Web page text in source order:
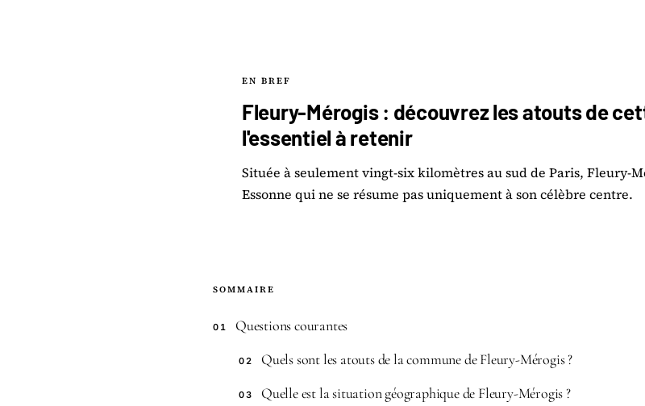
EN BREF
Fleury-Mérogis : découvrez les atouts de
l'essentiel à retenir
Située à seulement vingt-six kilomètres au sud de Paris, Fleury-
Essonne qui ne se résume pas uniquement à son célèbre centre.
SOMMAIRE
01 Questions courantes
02 Quels sont les atouts de la commune de Fleury-Mérogis ?
03 Quelle est la situation géographique de Fleury-Mérogis ?